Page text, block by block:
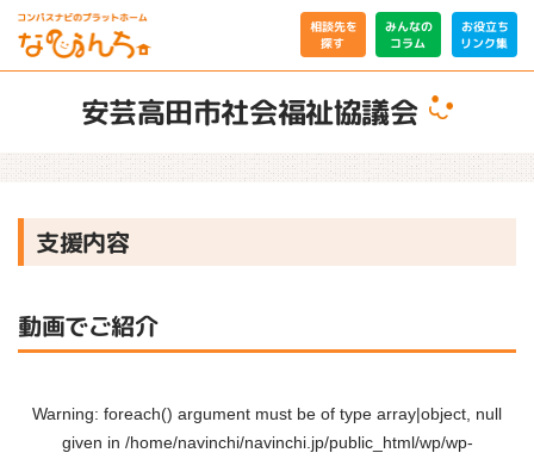
相談先を
探す
みんなの
コラム
お役立ち
リンク集
安芸高田市社会福祉協議会
支援内容
動画でご紹介
Warning: foreach() argument must be of type array|object, null
given in /home/navinchi/navinchi.jp/public_html/wp/wp-